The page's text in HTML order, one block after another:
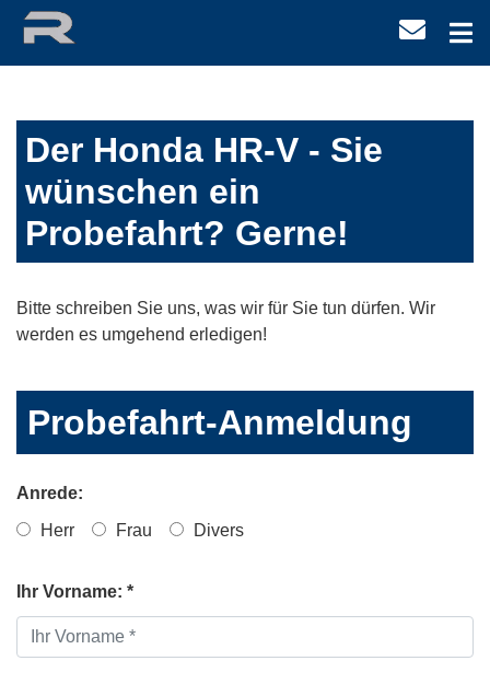
Der Honda HR-V - Sie
wünschen ein
Probefahrt? Gerne!
Bitte schreiben Sie uns, was wir für Sie tun dürfen. Wir
werden es umgehend erledigen!
Probefahrt-Anmeldung
Anrede:
Herr
Frau Divers
Ihr Vorname: *